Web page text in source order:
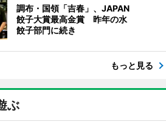
調布・国領「吉春」、JAPAN
餃子大賞最高金賞 昨年の水
餃子部門に続き
もっと見る
ぶ